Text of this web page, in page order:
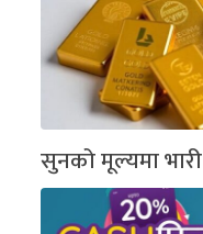
सुनको मूल्यमा